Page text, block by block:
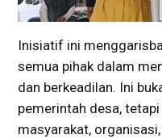
Inisiatif ini
semua pihak dalam
dan berkeadilan. Ini
pemerintah desa,
masyarakat,